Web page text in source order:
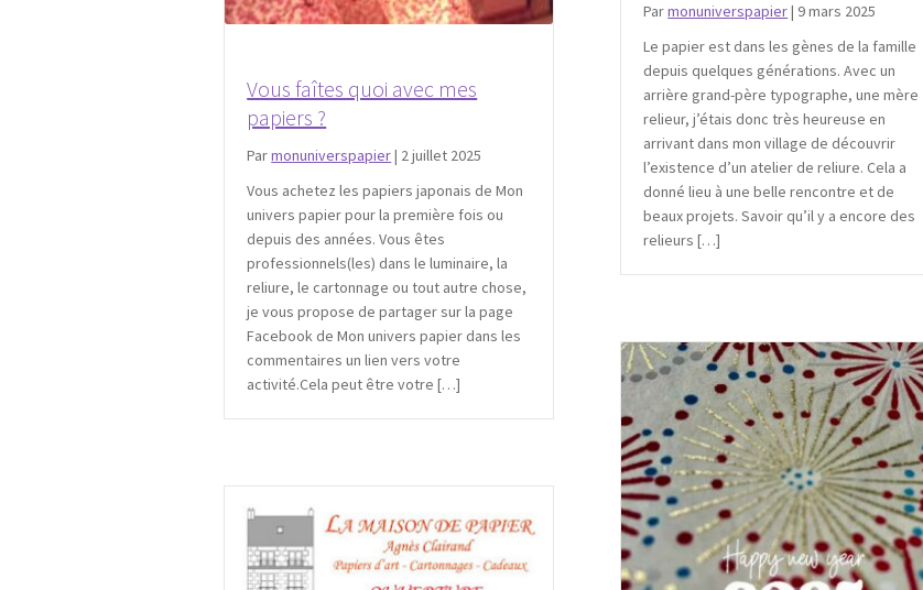
Vous faîtes quoi avec mes
papiers ?
Parmonuniverspapier| 2 juillet 2025
Vous achetez les papiers japonais de Mon
univers papier pour la première fois ou
depuis des années. Vous êtes
professionnels(les) dans le luminaire, la
reliure, le cartonnage ou tout autre chose,
je vous propose de partager sur la page
Facebook de Mon univers papier dans les
commentaires un lien vers votre
activité.Cela peut être votre […]
Parmonuniverspapier| 9 mars 2025
Le papier est dans les gènes de la famille
depuis quelques générations. Avec un
arrière grand-père typographe, une mère
relieur, j’étais donc très heureuse en
arrivant dans mon village de découvrir
l’existence d’un atelier de reliure. Cela a
donné lieu à une belle rencontre et de
beaux projets. Savoir qu’il y a encore des
relieurs […]